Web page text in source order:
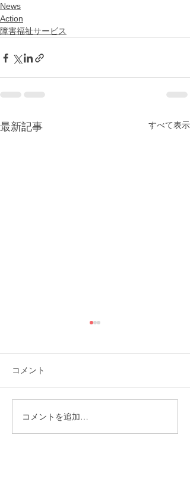
News
Action
障害福祉サービス
最新記事 すべて表示
「今の自分に合ったスタ
ート」を大切にしていま
コメント
コメントを追加…